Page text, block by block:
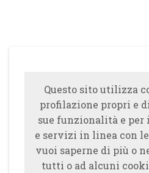
Questo sito utilizza
profilazione propri e
sue funzionalità e
e servizi in linea con
vuoi saperne di più o
tutti o ad alcuni